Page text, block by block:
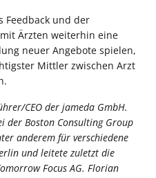
Feedback und der
Ärzten weiterhin eine
neuer Angebote spielen,
Mittler zwischen Arzt
CEO der jameda GmbH.
der Boston Consulting Group
anderem für verschiedene
und leitete zuletzt die
Focus AG. Florian